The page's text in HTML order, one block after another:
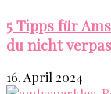
5 Tipps für
du nicht
16. April 2024